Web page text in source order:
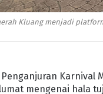
Kluang menjadi
Penganjuran Karnival
mengenai hala